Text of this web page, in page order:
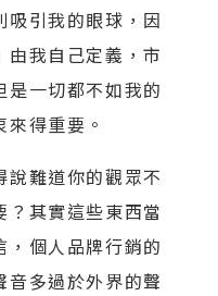
吸引我的眼球，因
由我自己定義，市
是一切都不如我的
得重要。
說難道你的觀眾不
？其實這些東西當
，個人品牌行銷的
音多過於外界的聲